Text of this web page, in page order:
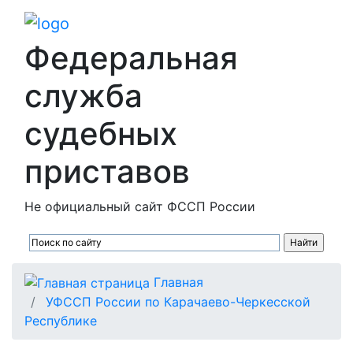
Федеральная
служба
судебных
приставов
Не официальный сайт ФССП России
Главная
УФССП России по Карачаево-Черкесской
Республике